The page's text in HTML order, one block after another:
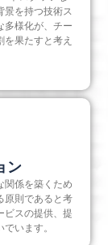
景を持つ技術ス
多様化が、チー
果たすと考え
ン
関係を築くため
原則であると考
ビスの提供、提
います。